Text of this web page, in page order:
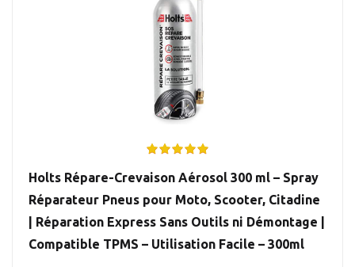
Holts Répare-Crevaison Aérosol 300 ml – Spray
Réparateur Pneus pour Moto, Scooter, Citadine
| Réparation Express Sans Outils ni Démontage |
Compatible TPMS – Utilisation Facile – 300ml